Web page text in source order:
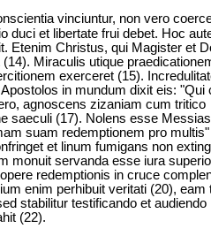
vinciuntur, non vero
duci et libertate frui debet. Hoc
Etenim Christus, qui Magister et
Miraculis utique
exerceret (15).
in mundum dixit eis: "Qui
agnoscens zizaniam cum tritico
saeculi (17). Nolens esse
suam redemptionem pro
et linum fumigans non
monuit servanda esse iura
redemptionis in cruce
enim perhibuit veritati (20), eam
stabilitur testificando et audiendo
(22).